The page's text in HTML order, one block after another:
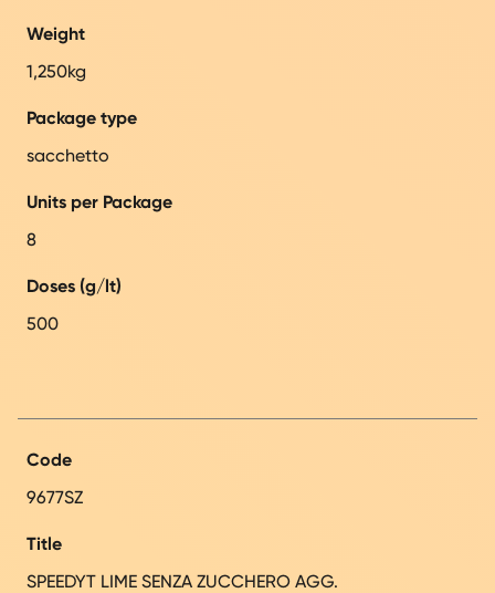
Weight
1,250kg
Package type
sacchetto
Units per Package
8
Doses (g/lt)
500
Code
9677SZ
Title
SPEEDYT LIME SENZA ZUCCHERO AGG.